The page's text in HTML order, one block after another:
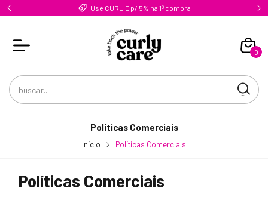
Use CURLIE p/ 5% na 1ª compra
0
Políticas Comerciais
Início Políticas Comerciais
Políticas Comerciais